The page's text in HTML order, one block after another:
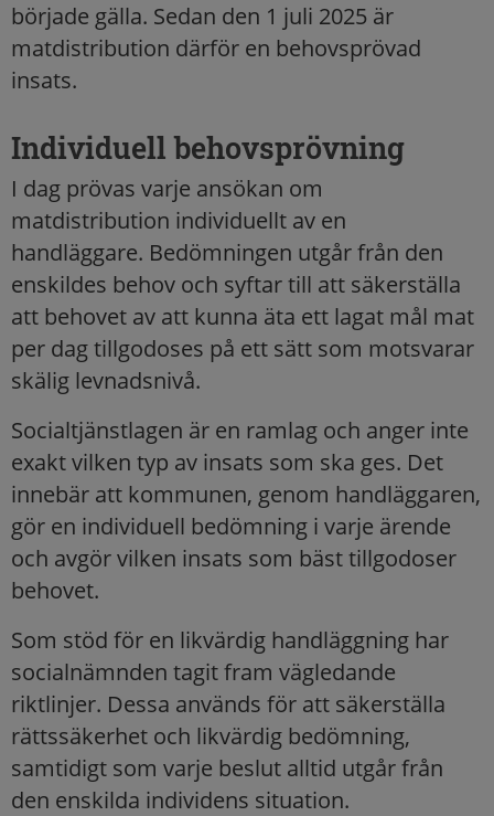
började gälla. Sedan den 1 juli 2025 är
matdistribution därför en behovsprövad
insats.
Individuell behovsprövning
I dag prövas varje ansökan om
matdistribution individuellt av en
handläggare. Bedömningen utgår från den
enskildes behov och syftar till att säkerställa
att behovet av att kunna äta ett lagat mål mat
per dag tillgodoses på ett sätt som motsvarar
skälig levnadsnivå.
Socialtjänstlagen är en ramlag och anger inte
exakt vilken typ av insats som ska ges. Det
innebär att kommunen, genom handläggaren,
gör en individuell bedömning i varje ärende
och avgör vilken insats som bäst tillgodoser
behovet.
Som stöd för en likvärdig handläggning har
socialnämnden tagit fram vägledande
riktlinjer. Dessa används för att säkerställa
rättssäkerhet och likvärdig bedömning,
samtidigt som varje beslut alltid utgår från
den enskilda individens situation.